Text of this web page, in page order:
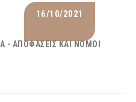
16/10/2021
- ΑΠΟΦΆΣΕΙΣ ΚΑΙ ΝΌΜΟΙ